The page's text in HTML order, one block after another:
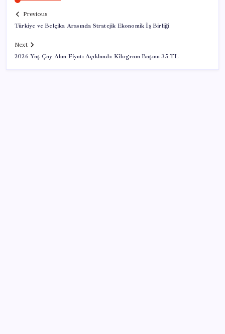
Previous
Türkiye ve Belçika Arasında Stratejik Ekonomik İş Birliği
Next
2026 Yaş Çay Alım Fiyatı Açıklandı: Kilogram Başına 35 TL